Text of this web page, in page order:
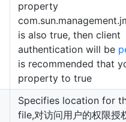
property
is also true, then client
authentication will be
is recommended that
property to true
Specifies location for
file,对访问用户的权限授